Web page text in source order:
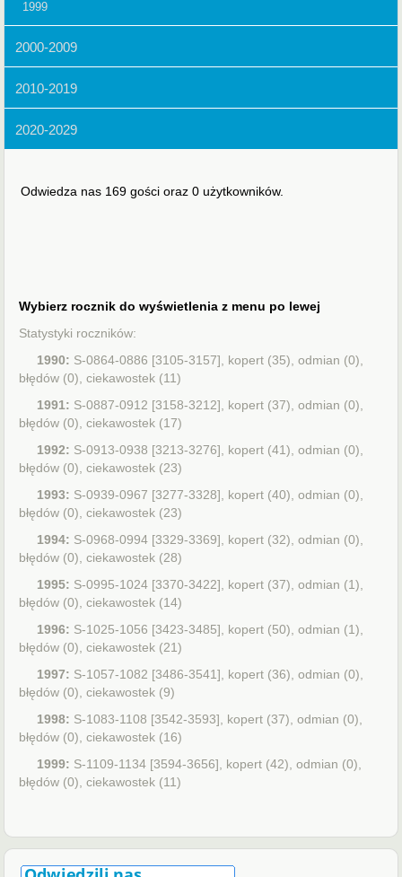
1999
2000-2009
2010-2019
2020-2029
Odwiedza nas 169 gości oraz 0 użytkowników.
Wybierz rocznik do wyświetlenia z menu po lewej
Statystyki roczników:
1990: S-0864-0886 [3105-3157], kopert (35), odmian (0),
błędów (0), ciekawostek (11)
1991: S-0887-0912 [3158-3212], kopert (37), odmian (0),
błędów (0), ciekawostek (17)
1992: S-0913-0938 [3213-3276], kopert (41), odmian (0),
błędów (0), ciekawostek (23)
1993: S-0939-0967 [3277-3328], kopert (40), odmian (0),
błędów (0), ciekawostek (23)
1994: S-0968-0994 [3329-3369], kopert (32), odmian (0),
błędów (0), ciekawostek (28)
1995: S-0995-1024 [3370-3422], kopert (37), odmian (1),
błędów (0), ciekawostek (14)
1996: S-1025-1056 [3423-3485], kopert (50), odmian (1),
błędów (0), ciekawostek (21)
1997: S-1057-1082 [3486-3541], kopert (36), odmian (0),
błędów (0), ciekawostek (9)
1998: S-1083-1108 [3542-3593], kopert (37), odmian (0),
błędów (0), ciekawostek (16)
1999: S-1109-1134 [3594-3656], kopert (42), odmian (0),
błędów (0), ciekawostek (11)